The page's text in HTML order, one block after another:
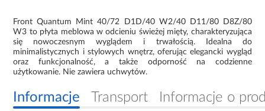
Front Quantum Mint 40/72 D1D/40 W2/40 D11/80 D8Z/80
W3 to płyta meblowa w odcieniu świeżej mięty, charakteryzująca
się nowoczesnym wyglądem i trwałością. Idealna do
minimalistycznych i stylowych wnętrz, oferując elegancki wygląd
oraz funkcjonalność, a także odporność na codzienne
użytkowanie. Nie zawiera uchwytów.
Informacje Transport Informacje o